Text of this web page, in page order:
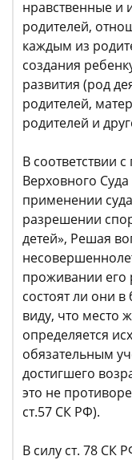
нравственные и
родителей,
каждым из
создания
развития (род
родителей,
родителей и
В соответствии
Верховного
применении
разрешении
детей», Решая
проживании его
состоят ли они
виду, что место
определяется
обязательным
достигшего
это не
ст.57 СК РФ).
В силу ст. 78 СК